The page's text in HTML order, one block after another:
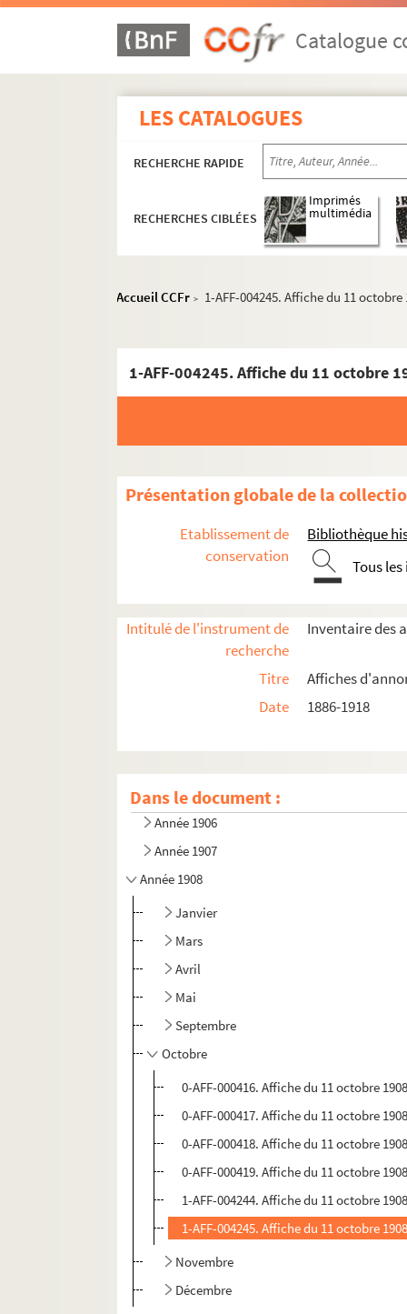
Catalogue
LES CATALOGUES
RECHERCHE RAPIDE
RECHERCHES CIBLÉES
Imprimés
multimédia
Accueil CCFr > 1-AFF-004245. Affiche du 11
1-AFF-004245. Affiche du 11 octobre
Présentation globale de la
Etablissement de
conservation
Bibliothèque
Tous
Intitulé de l'instrument de
recherche
Inventaire des
Titre
Affiches
Date
1886-1918
Dans le document :
Année 1898
Année 1906
Année 1907
Année 1908
Janvier
Mars
Avril
Mai
Septembre
Octobre
0-AFF-000416. Affiche du 11 octobre
0-AFF-000417. Affiche du 11 octobre
0-AFF-000418. Affiche du 11 octobre
0-AFF-000419. Affiche du 11 octobre
1-AFF-004244. Affiche du 11 octobre
1-AFF-004245. Affiche du 11 octobre
Novembre
Décembre